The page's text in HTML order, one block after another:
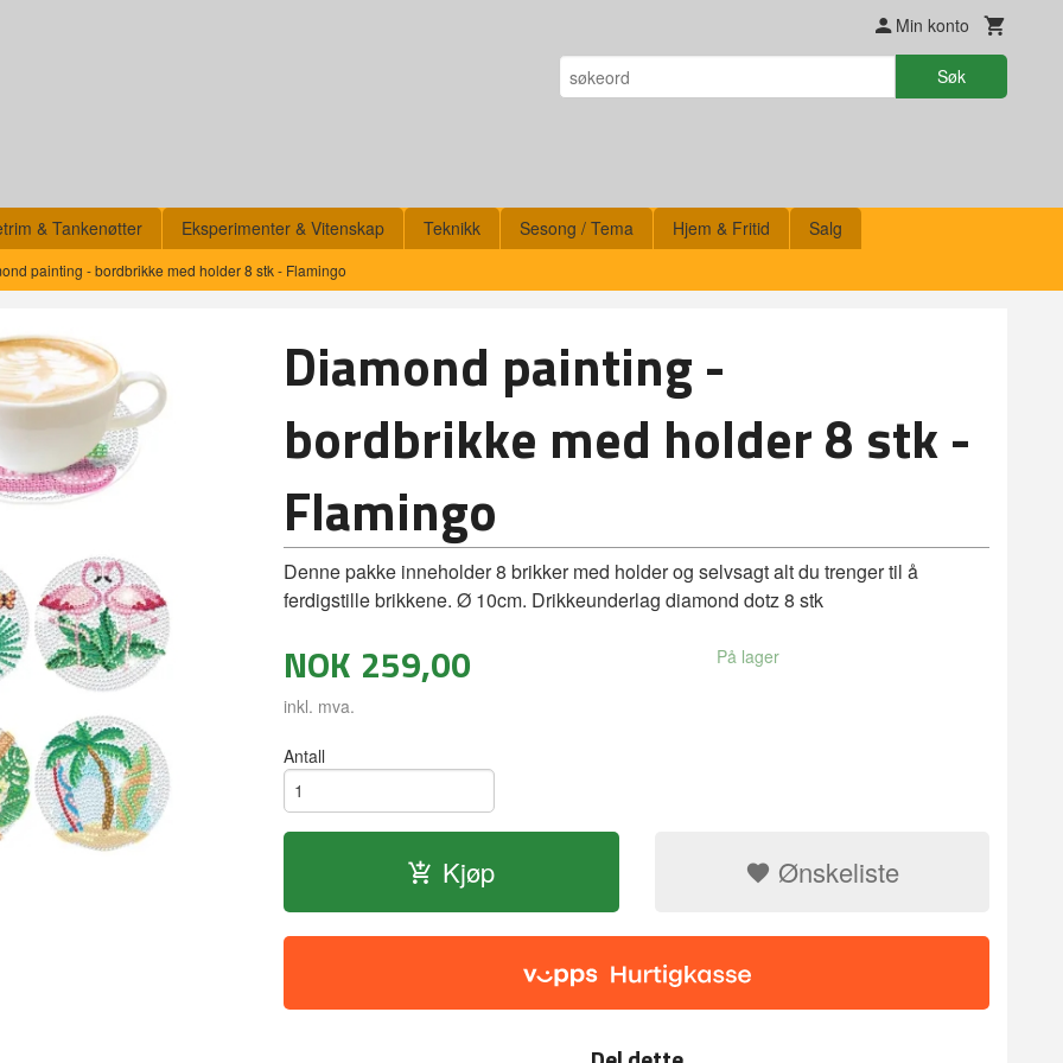
Min konto
Søk
& Tankenøtter Eksperimenter & Vitenskap Teknikk Sesong / Tema Hjem & Fritid Salg
painting - bordbrikke med holder 8 stk - Flamingo
Diamond painting -
bordbrikke med holder 8 stk -
Flamingo
Denne pakke inneholder 8 brikker med holder og selvsagt alt du trenger til å
ferdigstille brikkene. Ø 10cm. Drikkeunderlag diamond dotz 8 stk
NOK 259,00
inkl. mva.
På lager
Antall
Kjøp Ønskeliste